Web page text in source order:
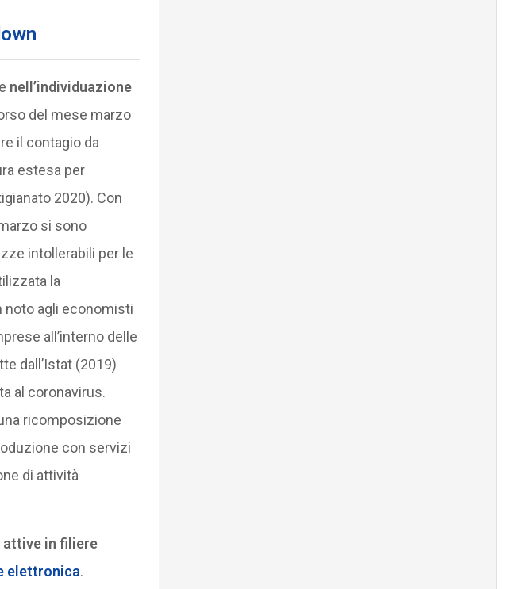
nell’individuazione
del mese marzo
il contagio da
estesa per
2020). Con
si sono
intollerabili per le
la
noto agli economisti
all’interno delle
dall’Istat (2019)
al coronavirus.
ricomposizione
con servizi
di attività
attive in filiere
elettronica.